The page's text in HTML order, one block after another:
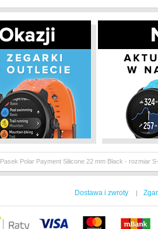
Pasek Polar Payment Silicone 22 mm Black - rozmiar
Dostawa i zwroty |